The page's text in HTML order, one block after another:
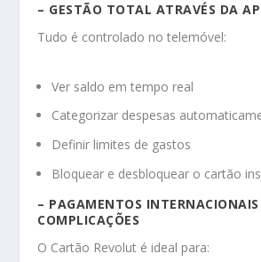
– GESTÃO TOTAL ATRAVÉS DA
Tudo é controlado no telemóvel:
Ver saldo em tempo real
Categorizar despesas
Definir limites de gastos
Bloquear e desbloquear o cartão
– PAGAMENTOS INTERNACIONAIS
COMPLICAÇÕES
O Cartão Revolut é ideal para: